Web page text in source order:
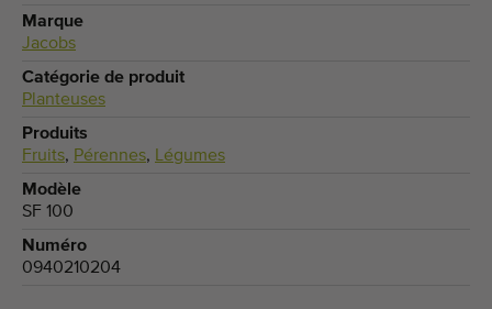
Marque
Jacobs
Catégorie de produit
Planteuses
Produits
Fruits, Pérennes, Légumes
Modèle
SF 100
Numéro
0940210204